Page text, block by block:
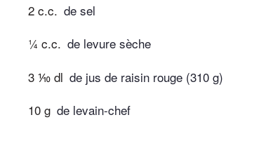
2 c.c. de sel
¼ c.c. de levure sèche
3 ⅒ dl de jus de raisin rouge (310 g)
10 g de levain-chef